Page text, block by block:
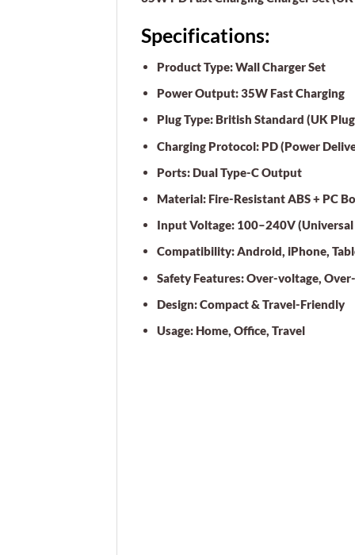
Specifications:
Product Type:Wall Charger Set
Power Output:35W Fast Charging
Plug Type:British Standard (UK
Charging Protocol:PD (Power
Ports:Dual Type-C Output
Material:Fire-Resistant ABS + PC
Input Voltage:100–240V
Compatibility:Android, iPhone,
Safety Features:Over-voltage,
Design:Compact & Travel-Friendly
Usage:Home, Office, Travel